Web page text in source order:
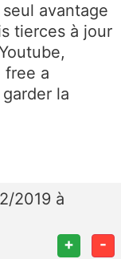
avantage
tierces à jour
free a
la
2019 à
+ -